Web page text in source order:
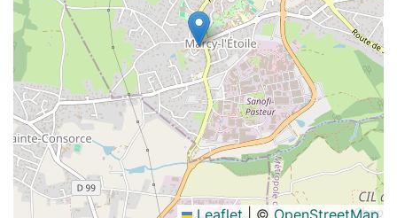
Leaflet | © OpenStreetMap